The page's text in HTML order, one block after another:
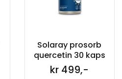
Solaray prosorb
quercetin 30 kaps
kr 499,-